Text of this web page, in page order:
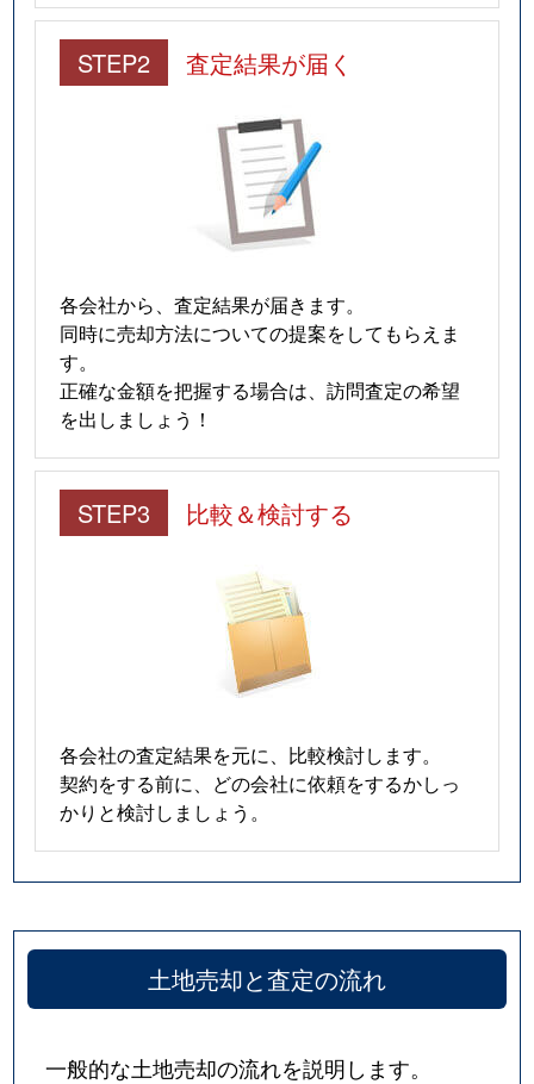
STEP2 査定結果が届く
各会社から、査定結果が届きます。
同時に売却方法についての提案をしてもらえま
す。
正確な金額を把握する場合は、訪問査定の希望
を出しましょう！
STEP3 比較＆検討する
各会社の査定結果を元に、比較検討します。
契約をする前に、どの会社に依頼をするかしっ
かりと検討しましょう。
土地売却と査定の流れ
一般的な土地売却の流れを説明します。